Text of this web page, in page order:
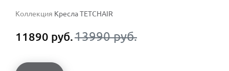
Коллекция Кресла TETCHAIR
11890 руб.13990 руб.